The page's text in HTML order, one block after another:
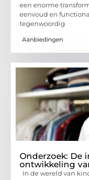
een enorme
eenvoud en
tegenwoordig
Aanbiedingen
Onderzoek: De
ontwikkeling
In de wereld van